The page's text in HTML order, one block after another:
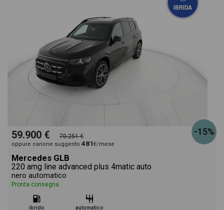
-15%
59.900 € 70.251 €
oppure canone suggerito 481€/mese
Mercedes GLB
220 amg line advanced plus 4matic auto
nero automatico
Pronta consegna
ibrido automatico